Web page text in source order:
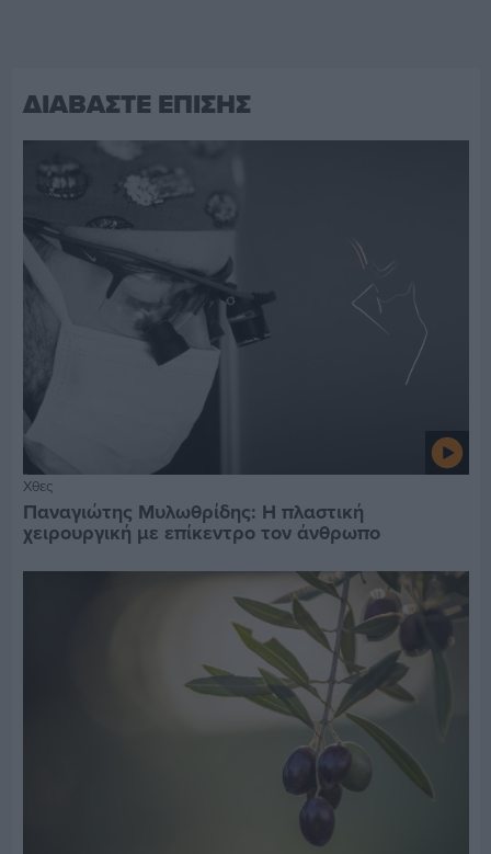
ΔΙΑΒΑΣΤΕ ΕΠΙΣΗΣ
Χθες
Παναγιώτης Μυλωθρίδης: Η πλαστική
χειρουργική με επίκεντρο τον άνθρωπο